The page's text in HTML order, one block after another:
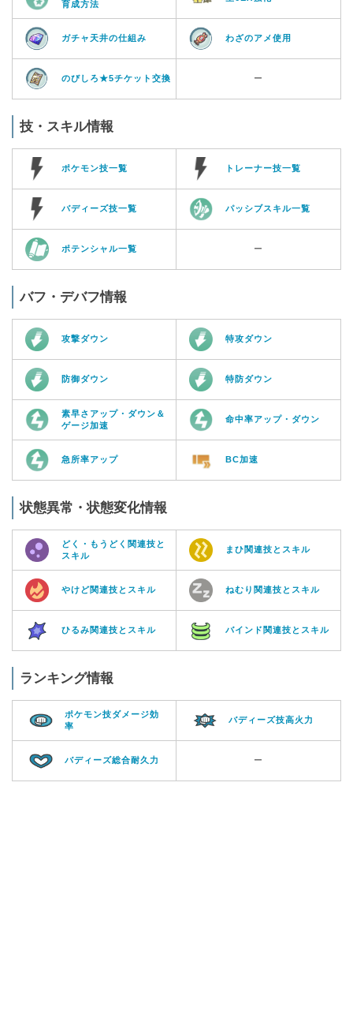
育成方法
ガチャ天井の仕組み わざのアメ使用
のびしろ★5チケット交換 ー
技・スキル情報
ポケモン技一覧 トレーナー技一覧
バディーズ技一覧 パッシブスキル一覧
ポテンシャル一覧 ー
バフ・デバフ情報
攻撃ダウン 特攻ダウン
防御ダウン 特防ダウン
素早さアップ・ダウン＆
ゲージ加速
命中率アップ・ダウン
急所率アップ BC加速
状態異常・状態変化情報
どく・もうどく関連技と
スキル
まひ関連技とスキル
やけど関連技とスキル ねむり関連技とスキル
ひるみ関連技とスキル バインド関連技とスキル
ランキング情報
ポケモン技ダメージ効
率
バディーズ技高火力
バディーズ総合耐久力 ー